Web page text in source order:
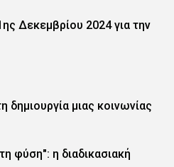
Δεκεμβρίου 2024 για την
δημιουργία μιας κοινωνίας
φύση": η διαδικασιακή